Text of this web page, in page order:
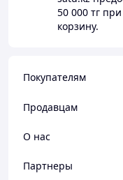
50 000 тг
корзину.
Покупателям
Продавцам
О нас
Партнеры